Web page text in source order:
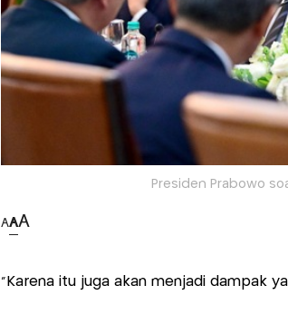
Presiden Prabowo
AAA
"Karena itu juga akan menjadi dampak